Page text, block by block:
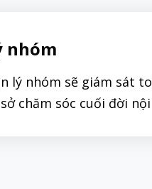
nhóm
lý nhóm sẽ giám sát
chăm sóc cuối đời